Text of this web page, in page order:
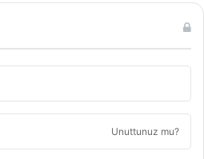
Unuttunuz mu?